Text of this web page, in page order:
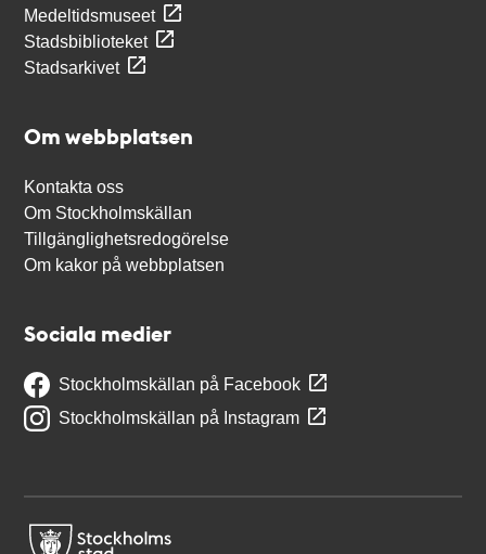
Medeltidsmuseet
Stadsbiblioteket
Stadsarkivet
Om webbplatsen
Kontakta oss
Om Stockholmskällan
Tillgänglighetsredogörelse
Om kakor på webbplatsen
Sociala medier
Stockholmskällan på Facebook
Stockholmskällan på Instagram